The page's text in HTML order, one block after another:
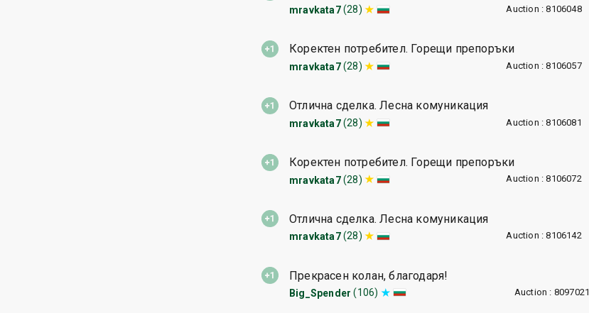
mravkata7 (28) Auction : 8106048
Коректен потребител. Горещи препоръки
mravkata7 (28) Auction : 8106057
Отлична сделка. Лесна комуникация
mravkata7 (28) Auction : 8106081
Коректен потребител. Горещи препоръки
mravkata7 (28) Auction : 8106072
Отлична сделка. Лесна комуникация
mravkata7 (28) Auction : 8106142
Прекрасен колан, благодаря!
Big_Spender (106) Auction : 8097021